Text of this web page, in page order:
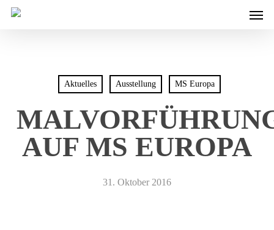
Skip
Menu
Aktuelles Ausstellung MS Europa
AUF MS EUROPA
31. Oktober 2016